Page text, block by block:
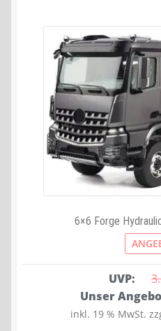
6×6 Forge
UVP:
Preis
Unser
inkl. 19 % MwSt.